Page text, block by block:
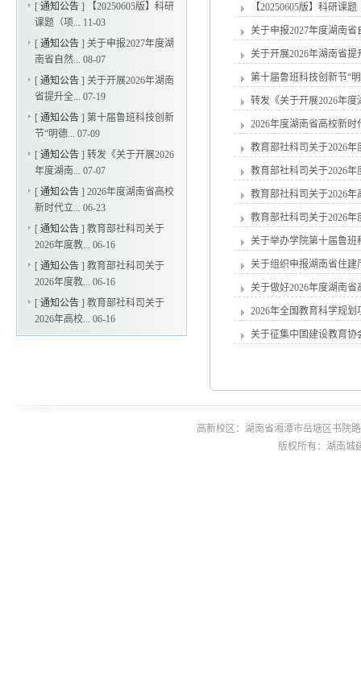
[ 通知公告 ]
【20250605版】科研
课题（项... 11-03
[ 通知公告 ] 关于申报2027年度湖
南省自然... 08-07
[ 通知公告 ] 关于开展2026年湖南
省提升全... 07-19
[ 通知公告 ] 第十届鲁班科技创新
节“明德... 07-09
[ 通知公告 ] 转发《关于开展2026
年度湖南... 07-07
[ 通知公告 ] 2026年度湖南省高校
新时代立... 06-23
[ 通知公告 ] 教育部社科司关于
2026年度教... 06-16
[ 通知公告 ] 教育部社科司关于
2026年度教... 06-16
[ 通知公告 ] 教育部社科司关于
2026年高校... 06-16
【20250605版】科研课
关于申报2027年度湖南
关于开展2026年湖南省
第十届鲁班科技创新节“
转发《关于开展2026年
2026年度湖南省高校新
教育部社科司关于2026
教育部社科司关于2026
教育部社科司关于2026
教育部社科司关于2026
关于举办学院第十届鲁班
关于组织申报湖南省住建
关于做好2026年度湖南
2026年全国教育科学规划
关于征集中国建设教育协
高新校区：湖南省湘潭市岳塘区书
版权所有：湖南城建